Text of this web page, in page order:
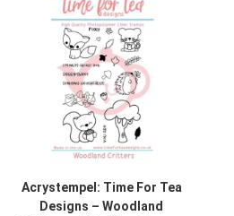
Acrystempel: Time For Tea
Designs – Woodland